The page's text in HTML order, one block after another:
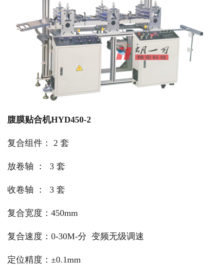
腹膜贴合机HYD450-2
复合组件： 2 套
放卷轴 ： 3 套
收卷轴 ： 3 套
复合宽度：450mm
复合速度：0-30M-分 变频无级调速
定位精度：±0.1mm